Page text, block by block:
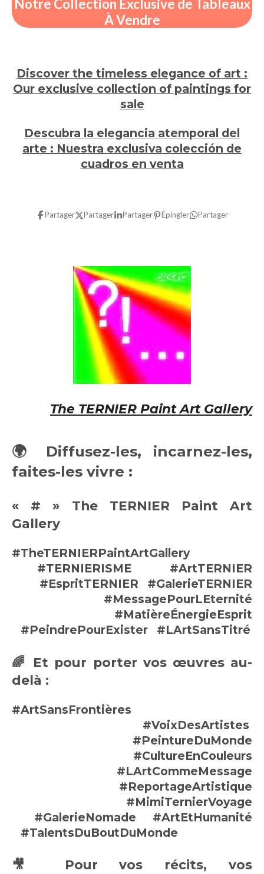
Notre Collection Exclusive de Tableaux
À Vendre
Discover the timeless elegance of art :
Our exclusive collection of paintings for
sale
Descubra la elegancia atemporal del
arte : Nuestra exclusiva colección de
cuadros en venta
Partager Partager Partager Épingler Partager
The TERNIER Paint Art Gallery
🌍
Diffusez-les, incarnez-les,
faites-les vivre :
« # » The TERNIER Paint Art
Gallery
#TheTERNIERPaintArtGallery
#TERNIERISME
#ArtTERNIER
#EspritTERNIER
#GalerieTERNIER
#MessagePourLEternité
#MatièreÉnergieEsprit
#PeindrePourExister
#LArtSansTitré
🌈
Et pour porter vos œuvres au-
delà :
#ArtSansFrontières
#VoixDesArtistes
#PeintureDuMonde
#CultureEnCouleurs
#LArtCommeMessage
#ReportageArtistique
#MimiTernierVoyage
#GalerieNomade
#ArtEtHumanité
#TalentsDuBoutDuMonde
🎥
Pour vos récits, vos